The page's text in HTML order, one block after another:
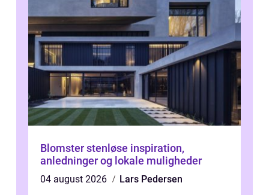
Blomster stenløse inspiration,
anledninger og lokale muligheder
04 august 2026
Lars Pedersen